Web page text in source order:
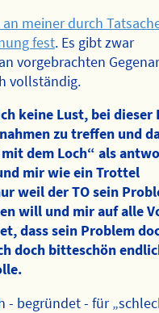
meiner durch
fest. Es gibt zwar
vorgebrachten
vollständig.
keine Lust, bei dieser
zu treffen und
dem Loch“ als
mir wie ein Trottel
weil der TO sein
will und mir auf alle
dass sein Problem
doch bitteschön
- begründet - für